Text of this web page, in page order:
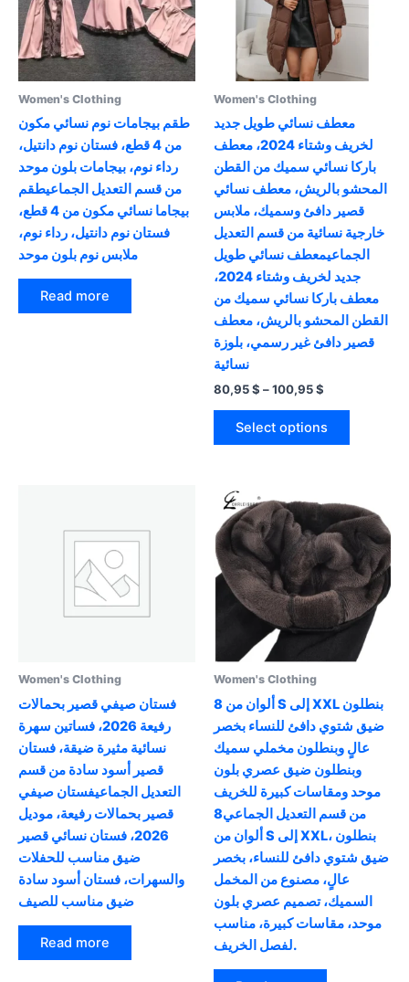
Women's Clothing
طقم بيجامات نوم نسائي مكون
من 4 قطع، فستان نوم دانتيل،
رداء نوم، بيجامات بلون موحد
من قسم التعديل الجماعيطقم
بيجاما نسائي مكون من 4 قطع،
فستان نوم دانتيل، رداء نوم،
ملابس نوم بلون موحد
Read more
Women's Clothing
معطف نسائي طويل جديد
لخريف وشتاء 2024، معطف
باركا نسائي سميك من القطن
المحشو بالريش، معطف نسائي
قصير دافئ وسميك، ملابس
خارجية نسائية من قسم التعديل
الجماعيمعطف نسائي طويل
جديد لخريف وشتاء 2024،
معطف باركا نسائي سميك من
القطن المحشو بالريش، معطف
قصير دافئ غير رسمي، بلوزة
نسائية
80,95$ –100,95$
through
Select options
This
variants.
The
options
may
be
chosen
the
page
Women's Clothing
فستان صيفي قصير بحمالات
رفيعة 2026، فساتين سهرة
نسائية مثيرة ضيقة، فستان
قصير أسود سادة من قسم
التعديل الجماعيفستان صيفي
قصير بحمالات رفيعة، موديل
2026، فستان نسائي قصير
ضيق مناسب للحفلات
والسهرات، فستان أسود سادة
ضيق مناسب للصيف
Read more
Women's Clothing
8 ألوان من S إلى XXL بنطلون
ضيق شتوي دافئ للنساء بخصر
عالٍ وبنطلون مخملي سميك
وبنطلون ضيق عصري بلون
موحد ومقاسات كبيرة للخريف
من قسم التعديل الجماعي8
ألوان من S إلى XXL، بنطلون
ضيق شتوي دافئ للنساء، بخصر
عالٍ، مصنوع من المخمل
السميك، تصميم عصري بلون
موحد، مقاسات كبيرة، مناسب
لفصل الخريف.